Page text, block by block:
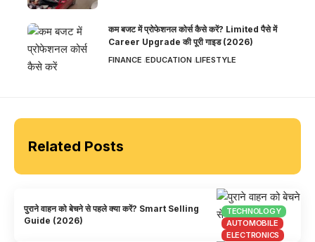
कम बजट में प्रोफेशनल कोर्स कैसे करें? Limited पैसे में
Career Upgrade की पूरी गाइड (2026)
FINANCE EDUCATION LIFESTYLE
Related Posts
TECHNOLOGY
AUTOMOBILE
ELECTRONICS
पुराने वाहन को बेचने से पहले क्या करें? Smart Selling
Guide (2026)